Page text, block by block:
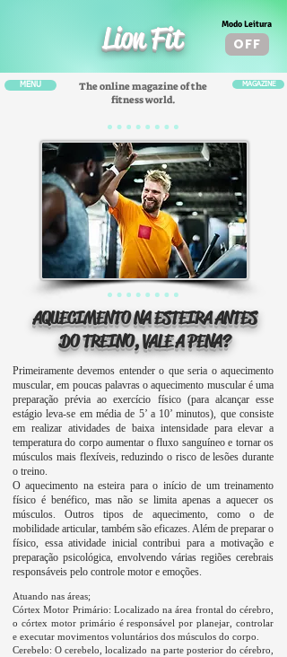
Lion Fit Modo Leitura
OFF
MENU
The online magazine of the
fitness world.
MAGAZINE
AQUECIMENTO NA ESTEIRA ANTES
DO TREINO, VALE A PENA?
Primeiramente devemos entender o que seria o aquecimento
muscular, em poucas palavras o aquecimento muscular é uma
preparação prévia ao exercício físico (para alcançar esse
estágio leva-se em média de 5’ a 10’ minutos), que consiste
em realizar atividades de baixa intensidade para elevar a
temperatura do corpo aumentar o fluxo sanguíneo e tornar os
músculos mais flexíveis, reduzindo o risco de lesões durante
o treino.
O aquecimento na esteira para o início de um treinamento
físico é benéfico, mas não se limita apenas a aquecer os
músculos. Outros tipos de aquecimento, como o de
mobilidade articular, também são eficazes. Além de preparar o
físico, essa atividade inicial contribui para a motivação e
preparação psicológica, envolvendo várias regiões cerebrais
responsáveis pelo controle motor e emoções.
Atuando nas áreas;
Córtex Motor Primário: Localizado na área frontal do cérebro,
o córtex motor primário é responsável por planejar, controlar
e executar movimentos voluntários dos músculos do corpo.
Cerebelo: O cerebelo, localizado na parte posterior do cérebro,